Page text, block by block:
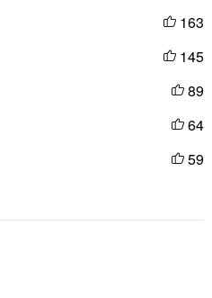
 163
 145
 89
 64
 59